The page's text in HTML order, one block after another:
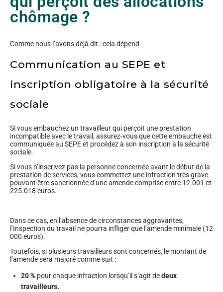
chômage ?
Comme nous l’avons déjà dit : cela dépend
Communication au SEPE et
inscription obligatoire à la sécurité
sociale
Si vous embauchez un travailleur qui perçoit une prestation
incompatible avec le travail, assurez-vous que cette embauche est
communiquée au SEPE et procédez à son inscription à la sécurité
sociale.
Si vous n’inscrivez pas la personne concernée avant le début de la
prestation de services, vous commettez une infraction très grave
pouvant être sanctionnée d’une amende comprise entre 12.001 et
225.018 euros.
Dans ce cas, en l’absence de circonstances aggravantes,
l’Inspection du travail ne pourra infliger que l’amende minimale (12
000 euros).
Toutefois, si plusieurs travailleurs sont concernés, le montant de
l’amende sera majoré comme suit :
20 % pour chaque infraction lorsqu’il s’agit dedeux
travailleurs.